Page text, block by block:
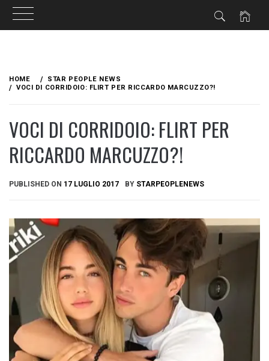
content
HOME
STAR PEOPLE NEWS
VOCI DI CORRIDOIO: FLIRT PER RICCARDO MARCUZZO?!
VOCI DI CORRIDOIO: FLIRT PER
RICCARDO MARCUZZO?!
PUBLISHED ON 17 LUGLIO 2017 BY STARPEOPLENEWS